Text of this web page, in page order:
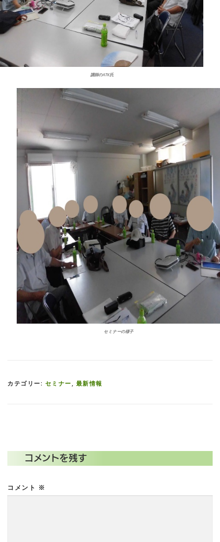
講師のATK氏
セミナーの様子
カテゴリー: セミナー, 最新情報
コメントを残す
コメント ※